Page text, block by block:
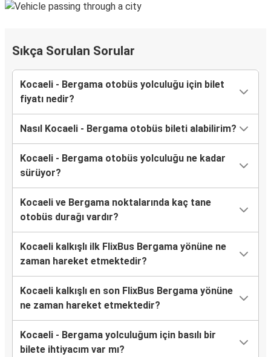
Sıkça Sorulan Sorular
Kocaeli - Bergama otobüs yolculuğu için bilet
fiyatı nedir?
Nasıl Kocaeli - Bergama otobüs bileti alabilirim?
Kocaeli - Bergama otobüs yolculuğu ne kadar
sürüyor?
Kocaeli ve Bergama noktalarında kaç tane
otobüs durağı vardır?
Kocaeli kalkışlı ilk FlixBus Bergama yönüne ne
zaman hareket etmektedir?
Kocaeli kalkışlı en son FlixBus Bergama yönüne
ne zaman hareket etmektedir?
Kocaeli - Bergama yolculuğum için basılı bir
bilete ihtiyacım var mı?